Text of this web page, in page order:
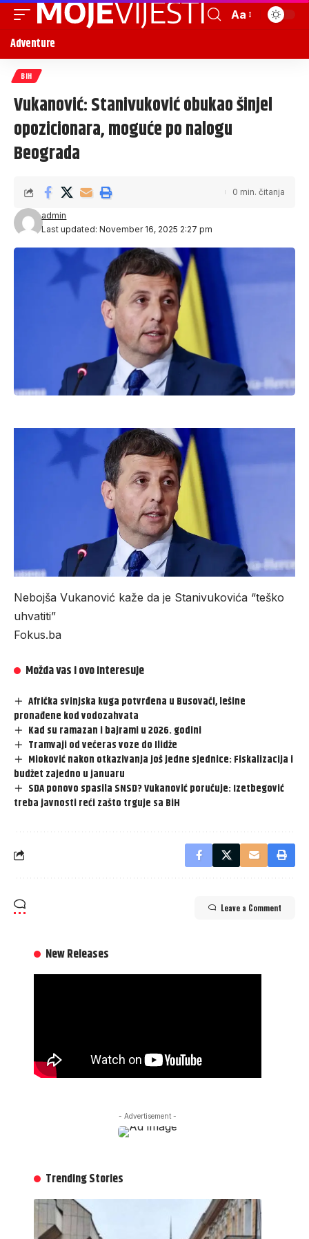
Aa
Adventure
BIH
Vukanović: Stanivuković obukao šinjel
opozicionara, moguće po nalogu
Beograda
Last updated: November 16, 2025 2:27 pm
admin
0 min. čitanja
Nebojša Vukanović kaže da je Stanivukovića “teško
uhvatiti”
Fokus.ba
Možda vas i ovo interesuje
Afrička svinjska kuga potvrđena u Busovači, lešine
pronađene kod vodozahvata
Kad su ramazan i bajrami u 2026. godini
Tramvaji od večeras voze do Ilidže
Mioković nakon otkazivanja još jedne sjednice: Fiskalizacija i
budžet zajedno u januaru
SDA ponovo spasila SNSD? Vukanović poručuje: Izetbegović
treba javnosti reći zašto trguje sa BiH
Leave a Comment
New Releases
- Advertisement -
Trending Stories